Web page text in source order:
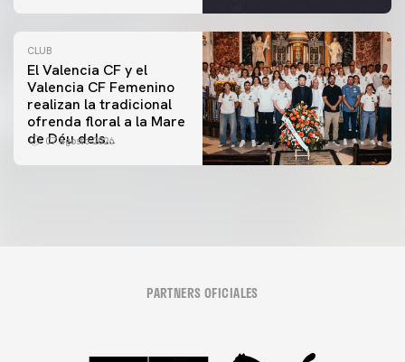
CLUB
El Valencia CF y el
Valencia CF Femenino
realizan la tradicional
ofrenda floral a la Mare
de Déu dels
07 agosto 2026
PARTNERS OFICIALES